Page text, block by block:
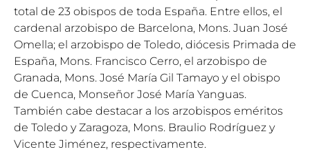
total de 23 obispos de toda España. Entre ellos, el
cardenal arzobispo de Barcelona, Mons. Juan José
Omella; el arzobispo de Toledo, diócesis Primada de
España, Mons. Francisco Cerro, el arzobispo de
Granada, Mons. José María Gil Tamayo y el obispo
de Cuenca, Monseñor José María Yanguas.
También cabe destacar a los arzobispos eméritos
de Toledo y Zaragoza, Mons. Braulio Rodríguez y
Vicente Jiménez, respectivamente.